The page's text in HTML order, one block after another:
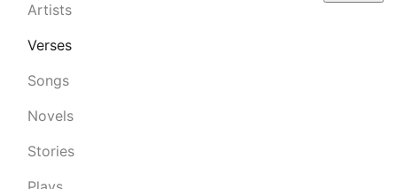
Artists
Verses
Songs
Novels
Stories